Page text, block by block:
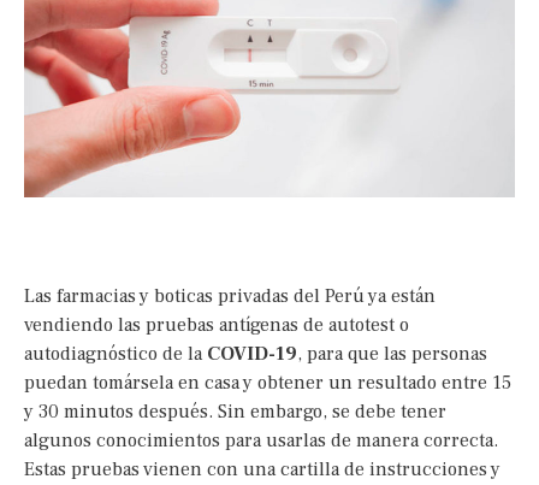
Las farmacias y boticas privadas del Perú ya están
vendiendo las pruebas antígenas de autotest o
autodiagnóstico de la COVID-19, para que las personas
puedan tomársela en casa y obtener un resultado entre 15
y 30 minutos después. Sin embargo, se debe tener
algunos conocimientos para usarlas de manera correcta.
Estas pruebas vienen con una cartilla de instrucciones y